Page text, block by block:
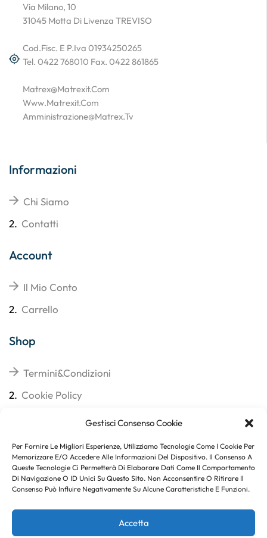
Gestisci Consenso Cookie
Per Fornire Le Migliori Esperienze, Utilizziamo Tecnologie Come I Cookie Per
Memorizzare E/o Accedere Alle Informazioni Del Dispositivo. Il Consenso A
Queste Tecnologie Ci Permetterà Di Elaborare Dati Come Il Comportamento
Di Navigazione O ID Unici Su Questo Sito. Non Acconsentire O Ritirare Il
Consenso Può Influire Negativamente Su Alcune Caratteristiche E Funzioni.
Accetta
Via Milano, 10
31045 Motta Di Livenza TREVISO
Cod.Fisc. E P.Iva 01934250265
Tel. 0422 768010 Fax. 0422 861865
Matrex@matrexit.com
Www.matrexit.com
Amministrazione@matrex.tv
Informazioni
Chi Siamo
2. Contatti
Account
Il Mio Conto
2. Carrello
Shop
Termini&Condizioni
2. Cookie Policy